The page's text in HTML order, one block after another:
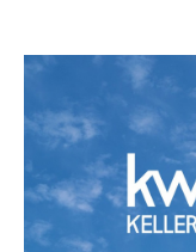
4. 個人情報利用の制限
4.1 当社は、個人情報保護法
ず、利用目的の達成に必要な
この限りではありません。
(1) 法令に基づく場合
(2) 人の生命、身体又は財
ることが困難であるとき
(3) 公衆衛生の向上又は児
て、本人の同意を得ることが